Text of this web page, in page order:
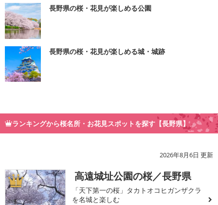
長野県の桜・花見が楽しめる公園
長野県の桜・花見が楽しめる城・城跡
ランキングから桜名所・お花見スポットを探す【長野県】
2026年8月6日 更新
1 高遠城址公園の桜／長野県
「天下第一の桜」タカトオコヒガンザクラ
を名城と楽しむ